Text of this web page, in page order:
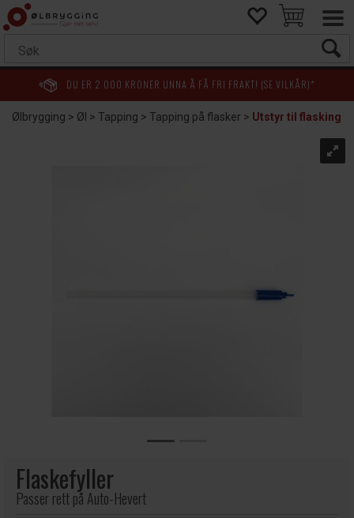
DU ER 2 000 KRONER UNNA Å FÅ FRI FRAKT! (SE VILKÅR)*
Ølbrygging>Øl >Tapping>Tapping på flasker>Utstyr til flasking
Flaskefyller
Passer rett på Auto-Hevert